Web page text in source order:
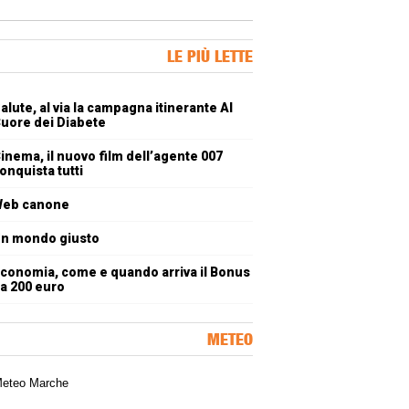
LE PIÙ LETTE
al via la campagna itinerante Al
dei Diabete
il nuovo film dell’agente 007
tutti
canone
mondo giusto
come e quando arriva il Bonus
200 euro
METEO
meteorologica delle Marche